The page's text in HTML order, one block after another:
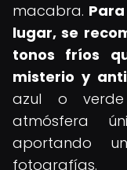
macabra.
lugar, se
tonos fríos
misterio y
azul o
atmósfera
aportando
fotografías.